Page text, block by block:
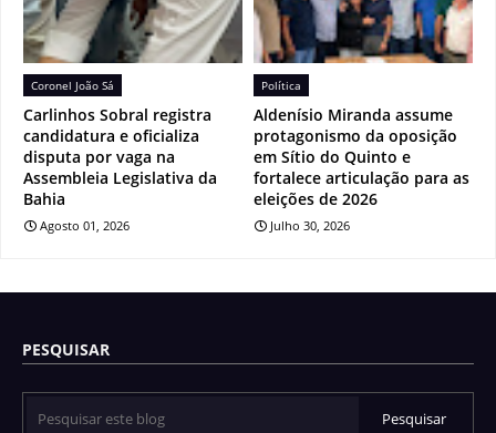
Coronel João Sá
Carlinhos Sobral registra
candidatura e oficializa
disputa por vaga na
Assembleia Legislativa da
Bahia
Agosto 01, 2026
Política
Aldenísio Miranda assume
protagonismo da oposição
em Sítio do Quinto e
fortalece articulação para as
eleições de 2026
Julho 30, 2026
PESQUISAR